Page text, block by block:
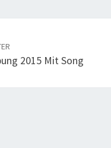
2015 Mit Song